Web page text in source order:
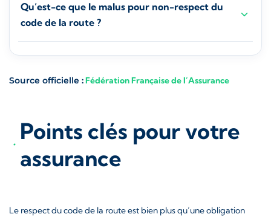
Qu’est-ce que le malus pour non-respect du
code de la route ?
Source officielle :Fédération Française de l’Assurance
Points clés pour votre
assurance
Le respect du code de la route est bien plus qu’une obligation